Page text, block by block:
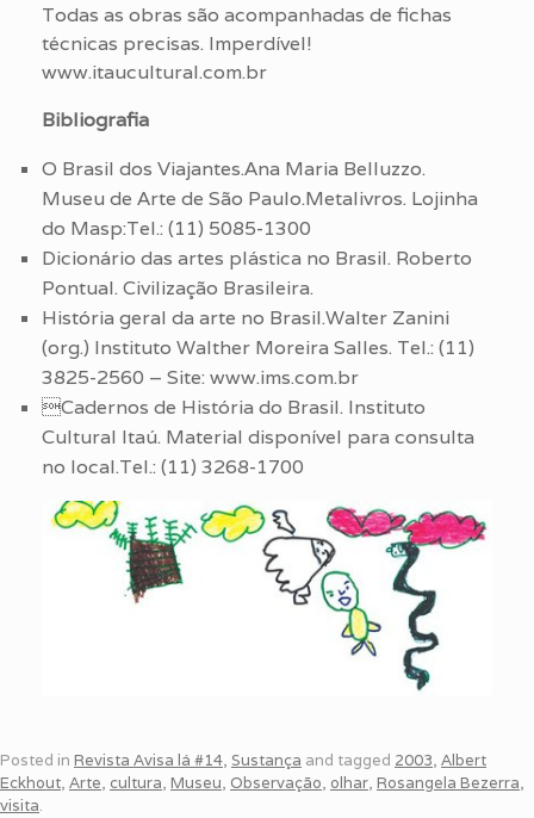
Todas as obras são acompanhadas de fichas
técnicas precisas. Imperdível!
www.itaucultural.com.br
Bibliografia
O Brasil dos Viajantes.Ana Maria Belluzzo.
Museu de Arte de São Paulo.Metalivros. Lojinha
do Masp:Tel.: (11) 5085-1300
Dicionário das artes plástica no Brasil. Roberto
Pontual. Civilização Brasileira.
História geral da arte no Brasil.Walter Zanini
(org.) Instituto Walther Moreira Salles. Tel.: (11)
3825-2560 – Site: www.ims.com.br
Cadernos de História do Brasil. Instituto
Cultural Itaú. Material disponível para consulta
no local.Tel.: (11) 3268-1700
Posted in Revista Avisa lá #14, Sustança and tagged 2003, Albert
Eckhout, Arte, cultura, Museu, Observação, olhar, Rosangela Bezerra,
visita.